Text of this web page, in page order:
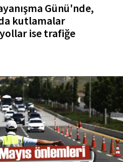
Günü'nde,
kutlamalar
ise trafiğe